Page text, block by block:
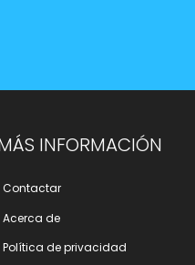
INFORMACIÓN
Contactar
Acerca de
Polí­tica de privacidad